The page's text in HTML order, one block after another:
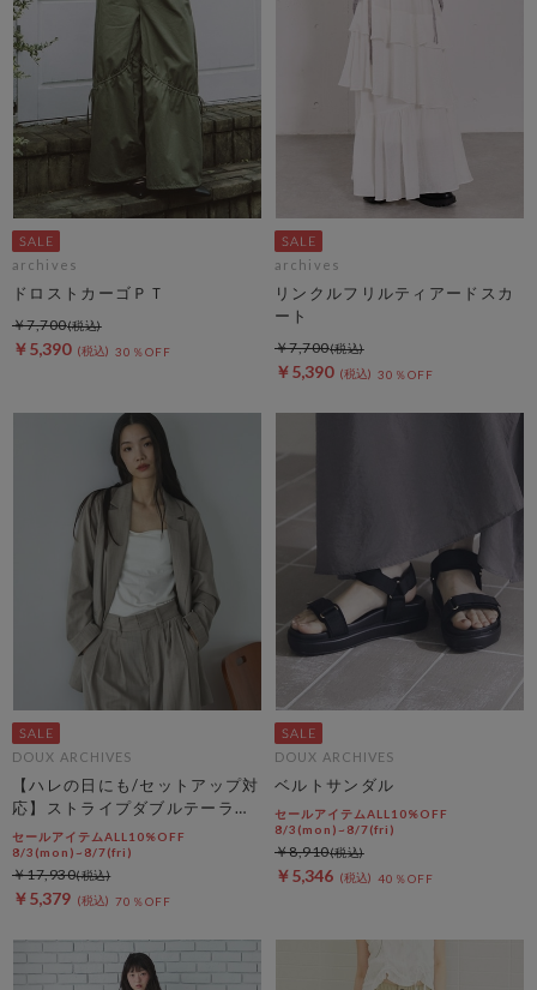
archives
ドロストカーゴＰＴ
￥5,390 30％OFF
￥7,700
archives
リンクルフリルティアードスカ
ート
￥5,390 30％OFF
￥7,700
DOUX ARCHIVES
【ハレの日にも/セットアップ対
応】ストライプダブルテーラー
ドジャケット
セールアイテムALL10%OFF
8/3(mon)~8/7(fri)
￥5,379 70％OFF
￥17,930
DOUX ARCHIVES
ベルトサンダル
セールアイテムALL10%OFF
8/3(mon)~8/7(fri)
￥5,346 40％OFF
￥8,910